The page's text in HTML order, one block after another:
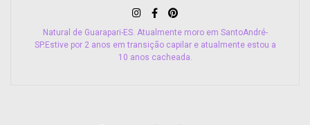
Natural de Guarapari-ES. Atualmente moro em SantoAndré-
SP.Estive por 2 anos em transição capilar e atualmente estou a
10 anos cacheada.